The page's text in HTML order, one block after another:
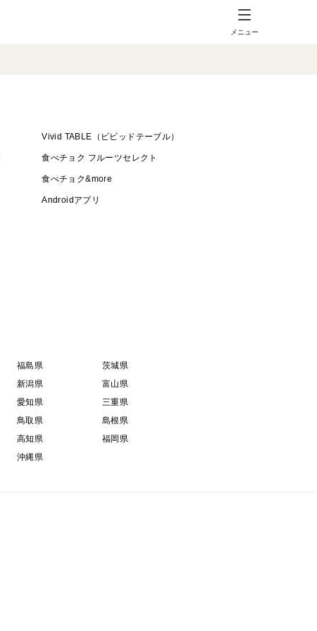
メニュー
Vivid TABLE（ビビッドテーブル）
食べチョク フルーツセレクト
食べチョク&more
Androidアプリ
福島県
茨城県
新潟県
富山県
愛知県
三重県
鳥取県
島根県
高知県
福岡県
沖縄県